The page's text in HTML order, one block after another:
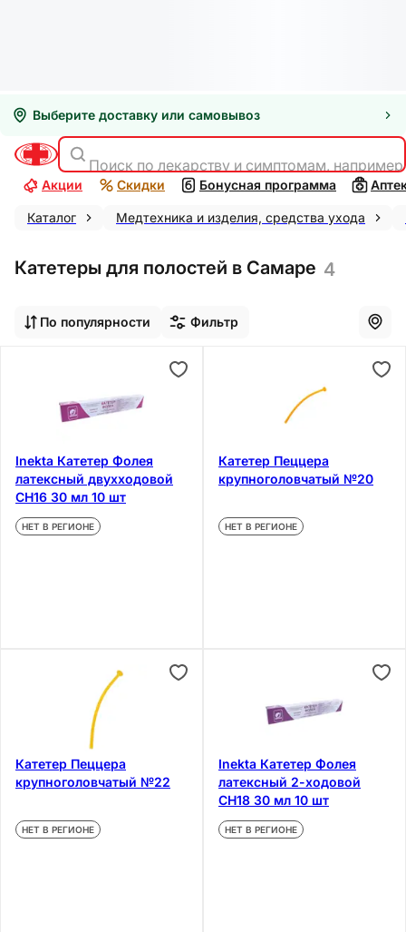
Выберите доставку или самовывоз
Поиск по лекарству и симптомам,
Акции Скидки Бонусная программа
Каталог Медтехника и изделия, средства ухода
Катетеры для полостей в Самаре 4
По популярности Фильтр
Inekta Катетер Фолея
латексный двухходовой
CH16 30 мл 10 шт
НЕТ В РЕГИОНЕ
Катетер Пеццера
крупноголовчатый №20
НЕТ В РЕГИОНЕ
Катетер Пеццера
крупноголовчатый №22
НЕТ В РЕГИОНЕ
Inekta Катетер Фолея
латексный 2-ходовой
CH18 30 мл 10 шт
НЕТ В РЕГИОНЕ